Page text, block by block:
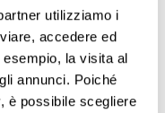
utilizziamo i
accedere ed
la visita al
annunci. Poiché
è possibile scegliere
eventuale visto
ogni